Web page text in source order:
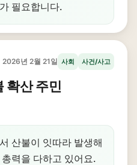
필요합니다.
2026년 2월 21일 사회 사건/사고
확산 주민
산불이 잇따라 발생해
력을 다하고 있어요.